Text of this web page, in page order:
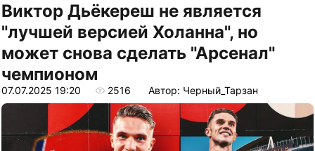
Виктор Дьёкереш не является
"лучшей версией Холанна", но
может снова сделать "Арсенал"
чемпионом
07.07.2025 19:20 2516 Автор: Черный_Тарзан